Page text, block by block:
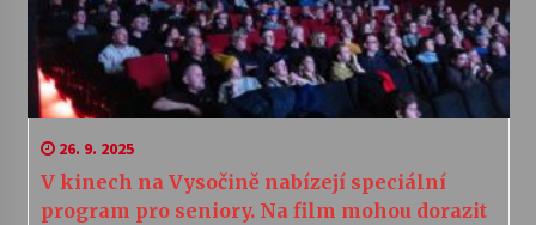
26. 9. 2025
V kinech na Vysočině nabízejí speciální
program pro seniory. Na film mohou dorazit